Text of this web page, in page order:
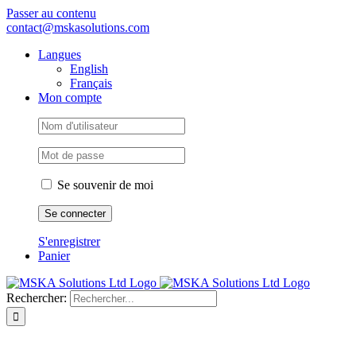
Passer au contenu
contact@mskasolutions.com
Langues
English
Français
Mon compte
Se souvenir de moi
S'enregistrer
Panier
Rechercher: